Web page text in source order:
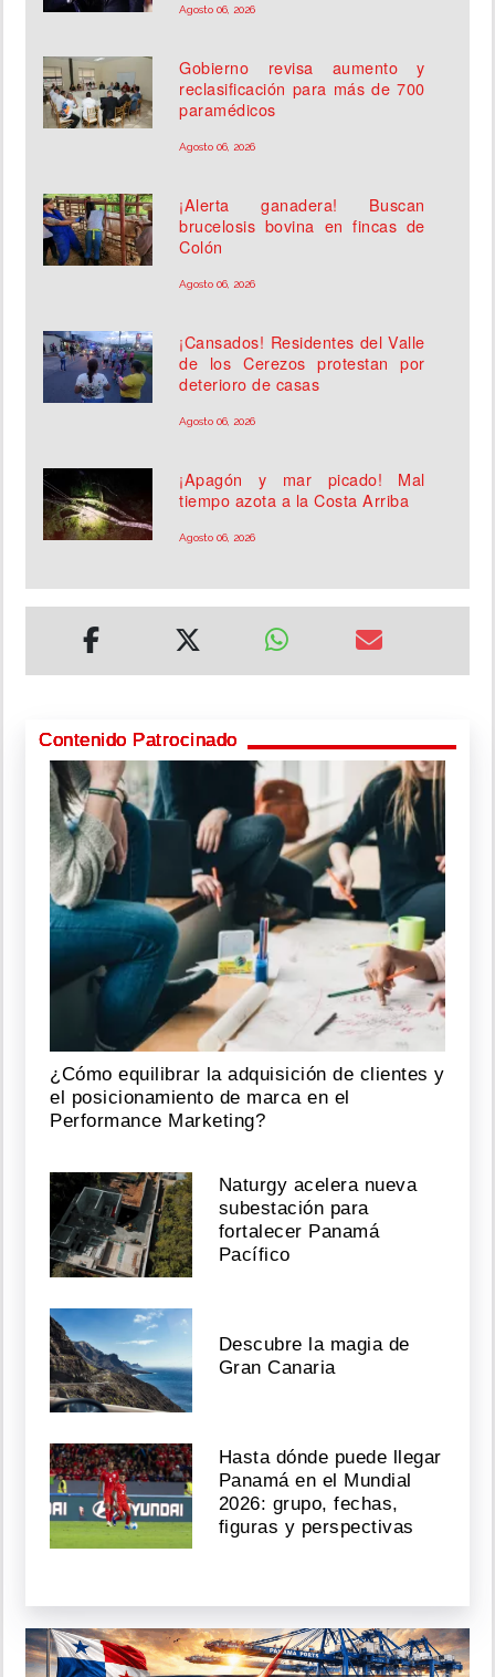
Agosto 06, 2026
Gobierno revisa aumento y
reclasificación para más de 700
paramédicos
Agosto 06, 2026
¡Alerta ganadera! Buscan
brucelosis bovina en fincas de
Colón
Agosto 06, 2026
¡Cansados! Residentes del Valle
de los Cerezos protestan por
deterioro de casas
Agosto 06, 2026
¡Apagón y mar picado! Mal
tiempo azota a la Costa Arriba
Agosto 06, 2026
Contenido Patrocinado
¿Cómo equilibrar la adquisición de clientes y
el posicionamiento de marca en el
Performance Marketing?
Naturgy acelera nueva
subestación para
fortalecer Panamá
Pacífico
Descubre la magia de
Gran Canaria
Hasta dónde puede llegar
Panamá en el Mundial
2026: grupo, fechas,
figuras y perspectivas